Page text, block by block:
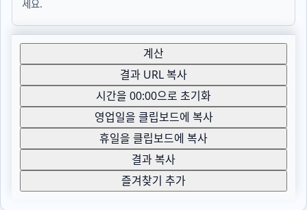
세요.
계산
결과 URL 복사
시간을 00:00으로 초기화
영업일을 클립보드에 복사
휴일을 클립보드에 복사
결과 복사
즐겨찾기 추가